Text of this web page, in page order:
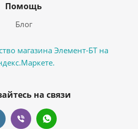
Помощь
Блог
на связи